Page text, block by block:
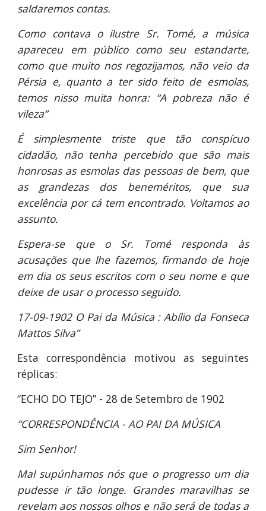
saldaremos contas.
Como contava o ilustre Sr. Tomé, a música
apareceu em público como seu estandarte,
como que muito nos regozijamos, não veio da
Pérsia e, quanto a ter sido feito de esmolas,
temos nisso muita honra: “A pobreza não é
vileza”
É simplesmente triste que tão conspícuo
cidadão, não tenha percebido que são mais
honrosas as esmolas das pessoas de bem, que
as grandezas dos beneméritos, que sua
excelência por cá tem encontrado. Voltamos ao
assunto.
Espera-se que o Sr. Tomé responda às
acusações que lhe fazemos, firmando de hoje
em dia os seus escritos com o seu nome e que
deixe de usar o processo seguido.
17-09-1902 O Pai da Música : Abílio da Fonseca
Mattos Silva”
Esta correspondência motivou as seguintes
réplicas:
“ECHO DO TEJO” - 28 de Setembro de 1902
“CORRESPONDÊNCIA - AO PAI DA MÚSICA
Sim Senhor!
Mal supúnhamos nós que o progresso um dia
pudesse ir tão longe. Grandes maravilhas se
revelam aos nossos olhos e não será de todas a